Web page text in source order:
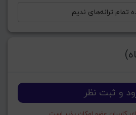
تمام ترانه‌های ندیم
و ثبت نظر